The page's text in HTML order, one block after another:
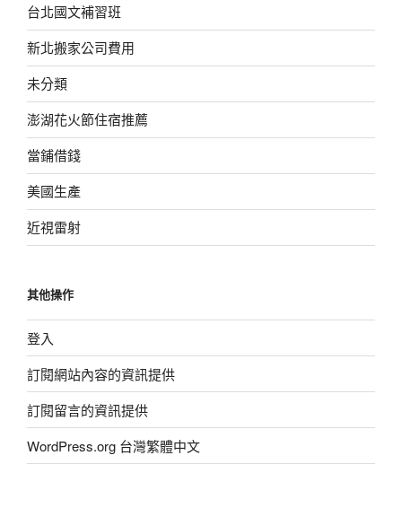
台北國文補習班
新北搬家公司費用
未分類
澎湖花火節住宿推薦
當鋪借錢
美國生產
近視雷射
其他操作
登入
訂閱網站內容的資訊提供
訂閱留言的資訊提供
WordPress.org 台灣繁體中文